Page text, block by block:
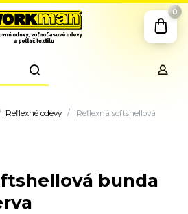
0
Reflexné odevy
Reflexná softshellová
bunda